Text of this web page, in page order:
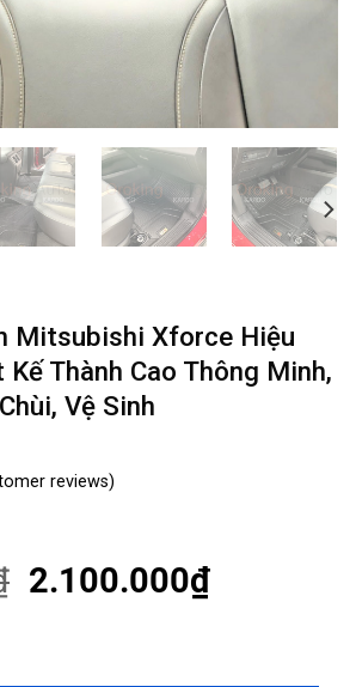
Mitsubishi Xforce Hiệu
Thành Cao Thông Minh,
Vệ Sinh
reviews)
2.100.000₫